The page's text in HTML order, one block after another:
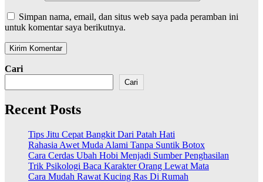
Simpan nama, email, dan situs web saya pada peramban ini
untuk komentar saya berikutnya.
Cari
Cari
Recent Posts
Tips Jitu Cepat Bangkit Dari Patah Hati
Rahasia Awet Muda Alami Tanpa Suntik Botox
Cara Cerdas Ubah Hobi Menjadi Sumber Penghasilan
Trik Psikologi Baca Karakter Orang Lewat Mata
Cara Mudah Rawat Kucing Ras Di Rumah